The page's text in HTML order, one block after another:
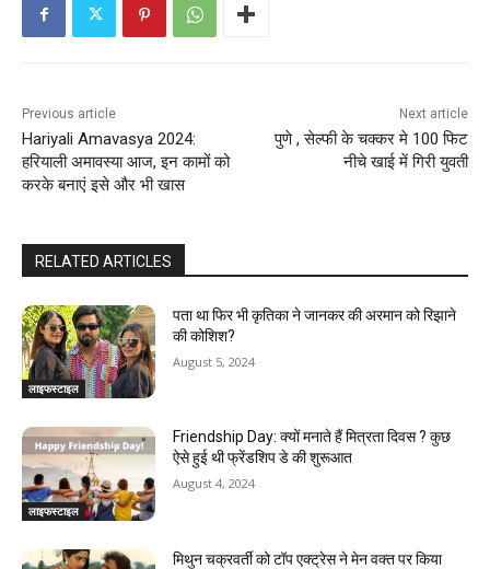
n
u
R
e
a
d
i
n
g
Previous article
Hariyali Amavasya 2024:
हरियाली अमावस्या आज, इन कामों को
करके बनाएं इसे और भी खास
Next article
पुणे , सेल्फी के चक्कर मे 100 फिट
नीचे खाई में गिरी युवती
RELATED ARTICLES
लाइफस्टाइल
पता था फिर भी कृतिका ने जानकर की अरमान को रिझाने
की कोशिश?
August 5, 2024
लाइफस्टाइल
Friendship Day: क्‍यों मनाते हैं मित्रता दिवस ? कुछ
ऐसे हुई थी फ्रेंडशिप डे की शुरूआत
August 4, 2024
मिथुन चक्रवर्ती को टॉप एक्ट्रेस ने मेन वक्त पर किया